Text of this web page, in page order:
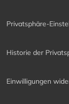
Privatsphäre-
Historie der
Einwilligungen